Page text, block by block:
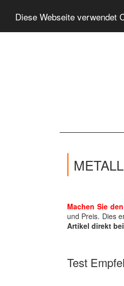
Diese Webseite verwendet
Machen Sie
und Preis. Dies
Artikel direkt
Test